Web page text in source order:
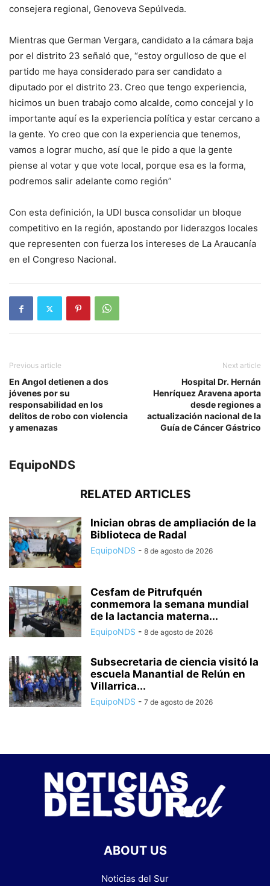
consejera regional, Genoveva Sepúlveda.
Mientras que German Vergara, candidato a la cámara baja
por el distrito 23 señaló que, “estoy orgulloso de que el
partido me haya considerado para ser candidato a
diputado por el distrito 23. Creo que tengo experiencia,
hicimos un buen trabajo como alcalde, como concejal y lo
importante aquí es la experiencia política y estar cercano a
la gente. Yo creo que con la experiencia que tenemos,
vamos a lograr mucho, así que le pido a que la gente
piense al votar y que vote local, porque esa es la forma,
podremos salir adelante como región”
Con esta definición, la UDI busca consolidar un bloque
competitivo en la región, apostando por liderazgos locales
que representen con fuerza los intereses de La Araucanía
en el Congreso Nacional.
Previous article
En Angol detienen a dos
jóvenes por su
responsabilidad en los
delitos de robo con violencia
y amenazas
Next article
Hospital Dr. Hernán
Henríquez Aravena aporta
desde regiones a
actualización nacional de la
Guía de Cáncer Gástrico
EquipoNDS
RELATED ARTICLES
Inician obras de ampliación de la
Biblioteca de Radal
EquipoNDS - 8 de agosto de 2026
Cesfam de Pitrufquén
conmemora la semana mundial
de la lactancia materna...
EquipoNDS - 8 de agosto de 2026
Subsecretaria de ciencia visitó la
escuela Manantial de Relún en
Villarrica...
EquipoNDS - 7 de agosto de 2026
ABOUT US
Noticias del Sur